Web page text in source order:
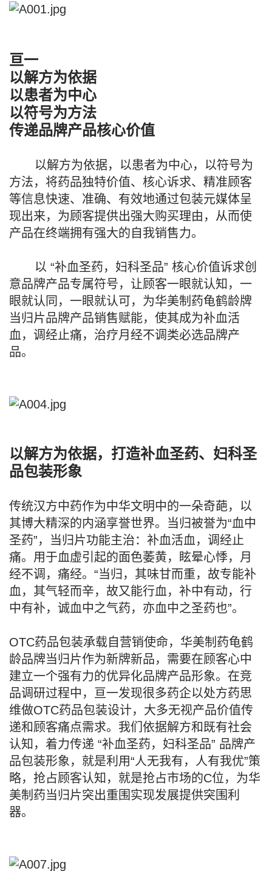
亘一
以解方为依据
以患者为中心
以符号为方法
传递品牌产品核心价值
以解方为依据，以患者为中心，以符号为
方法，将药品独特价值、核心诉求、精准顾客
等信息快速、准确、有效地通过包装元媒体呈
现出来，为顾客提供出强大购买理由，从而使
产品在终端拥有强大的自我销售力。
以 “补血圣药，妇科圣品” 核心价值诉求创
意品牌产品专属符号，让顾客一眼就认知，一
眼就认同，一眼就认可，为华美制药龟鹤龄牌
当归片品牌产品销售赋能，使其成为补血活
血，调经止痛，治疗月经不调类必选品牌产
品。
以解方为依据，打造补血圣药、妇科圣
品包装形象
传统汉方中药作为中华文明中的一朵奇葩，以
其博大精深的内涵享誉世界。当归被誉为“血中
圣药”，当归片功能主治：补血活血，调经止
痛。用于血虚引起的面色萎黄，眩晕心悸，月
经不调，痛经。“当归，其味甘而重，故专能补
血，其气轻而辛，故又能行血，补中有动，行
中有补，诚血中之气药，亦血中之圣药也”。
OTC药品包装承载自营销使命，华美制药龟鹤
龄品牌当归片作为新牌新品，需要在顾客心中
建立一个强有力的优异化品牌产品形象。在竞
品调研过程中，亘一发现很多药企以处方药思
维做OTC药品包装设计，大多无视产品价值传
递和顾客痛点需求。我们依据解方和既有社会
认知，着力传递 “补血圣药，妇科圣品” 品牌产
品包装形象，就是利用“人无我有，人有我优”策
略，抢占顾客认知，就是抢占市场的C位，为华
美制药当归片突出重围实现发展提供突围利
器。